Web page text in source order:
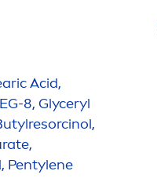
Acid,
8, Glyceryl
Pentylene